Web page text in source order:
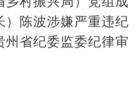
）陈波涉嫌严重违纪
州省纪委监委纪律审